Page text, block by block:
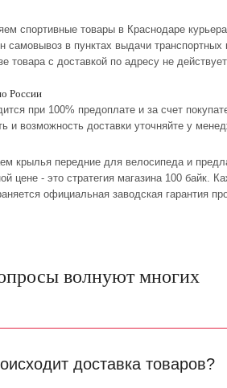
спортивные товары в Краснодаре
самовывоз в пунктах выдачи
товара с доставкой по адресу не
России
при 100% предоплате и за счет
и возможность доставки уточняйте у
крылья передние для велосипеда и
цене - это стратегия магазина 100 байк.
официальная заводская гарантия
волнуют многих
доставка товаров?